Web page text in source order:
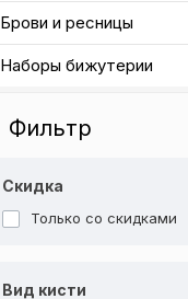
Брови и ресницы
Наборы бижутерии
Фильтр
Скидка
Только со cкидками
Вид кисти